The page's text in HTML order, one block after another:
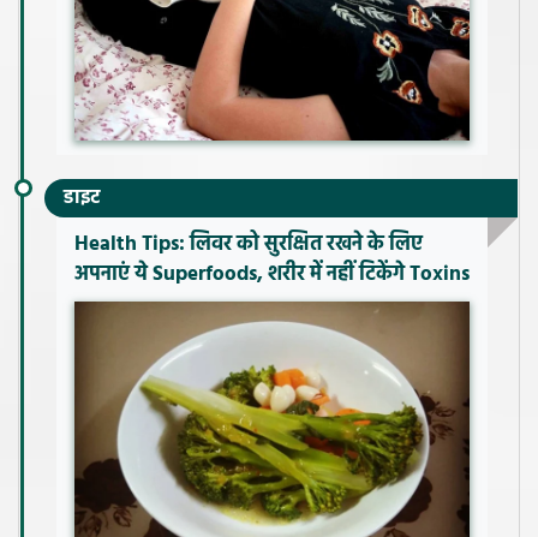
डाइट
Health Tips: लिवर को सुरक्षित रखने के लिए
अपनाएं ये Superfoods, शरीर में नहीं टिकेंगे Toxins